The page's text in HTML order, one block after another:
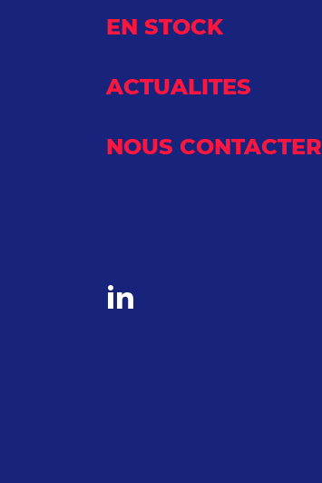
EN STOCK
ACTUALITES
NOUS CONTACTER